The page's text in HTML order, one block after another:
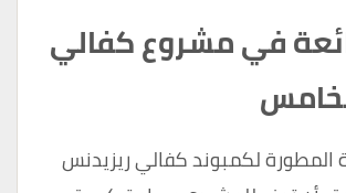
في مشروع كفالي
لكمبوند كفالي ريزيدنس